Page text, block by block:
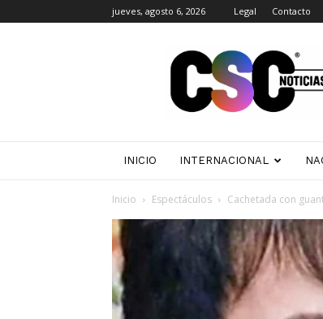
jueves, agosto 6, 2026 Legal Contacto
Noticias
INICIO INTERNACIONAL
Inicio Espectáculos Cachetada con